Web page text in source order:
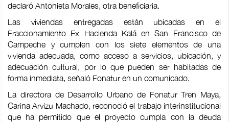
declaró Antonieta Morales, otra beneficiaria.
Las viviendas entregadas están ubicadas en el
Fraccionamiento Ex Hacienda Kalá en San Francisco de
Campeche y cumplen con los siete elementos de una
vivienda adecuada, como acceso a servicios, ubicación, y
adecuación cultural, por lo que pueden ser habitadas de
forma inmediata, señaló Fonatur en un comunicado.
La directora de Desarrollo Urbano de Fonatur Tren Maya,
Carina Arvizu Machado, reconoció el trabajo interinstitucional
que ha permitido que el proyecto cumpla con la deuda